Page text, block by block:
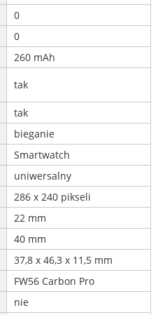
0
0
260 mAh
tak
tak
bieganie
Smartwatch
uniwersalny
286 x 240 pikseli
22 mm
40 mm
37,8 x 46,3 x 11,5 mm
FW56 Carbon Pro
nie